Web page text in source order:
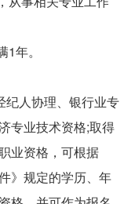
年。
纪人协理、银行业专
专业技术资格;取得
业资格，可根据
》规定的学历、年